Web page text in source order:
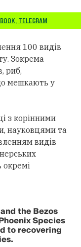
, TELEGRAM
100 видів
Зокрема
риб,
мешкають у
з корінними
науковцями та
видів
окремі
the Bezos
Species
to recovering